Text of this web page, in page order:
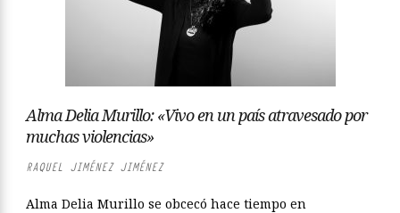
Alma Delia Murillo: «Vivo en un país atravesado por
muchas violencias»
RAQUEL JIMÉNEZ JIMÉNEZ
Alma Delia Murillo se obcecó hace tiempo en